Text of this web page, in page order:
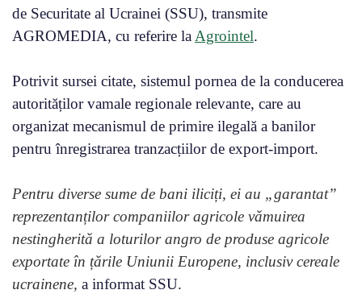
de Securitate al Ucrainei (SSU), transmite
AGROMEDIA, cu referire la Agrointel.
Potrivit sursei citate, sistemul pornea de la conducerea
autorităților vamale regionale relevante, care au
organizat mecanismul de primire ilegală a banilor
pentru înregistrarea tranzacțiilor de export-import.
Pentru diverse sume de bani iliciți, ei au „garantat”
reprezentanților companiilor agricole vămuirea
nestingherită a loturilor angro de produse agricole
exportate în țările Uniunii Europene, inclusiv cereale
ucrainene, a informat SSU.